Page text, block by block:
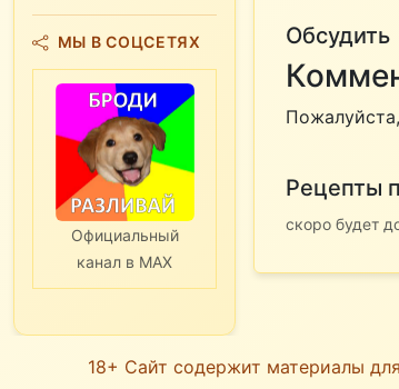
МЫ В СОЦСЕТЯХ
Официальный
канал в MAX
Обсудить
Пожалуйста,
Рецепты
скоро будет
18+ Сайт содержит материалы